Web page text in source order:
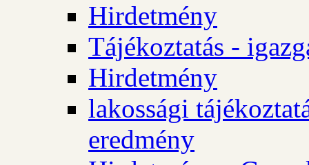
Hirdetmény
Tájékoztatás -
Hirdetmény
lakossági
eredmény